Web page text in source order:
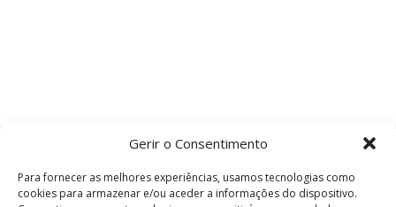
Gerir o Consentimento
Para fornecer as melhores experiências, usamos tecnologias como
cookies para armazenar e/ou aceder a informações do dispositivo.